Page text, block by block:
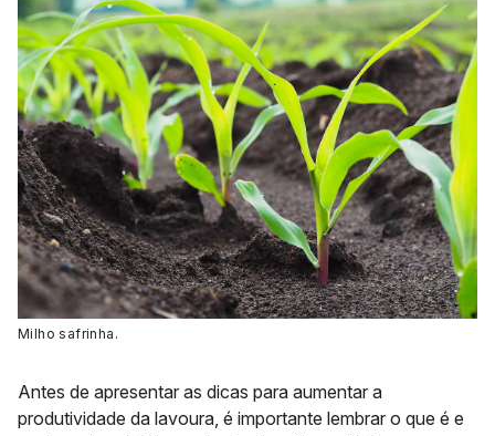
Milho safrinha.
Antes de apresentar as dicas para aumentar a
produtividade da lavoura, é importante lembrar o que é e